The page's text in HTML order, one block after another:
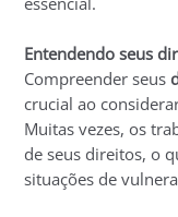
Entendendo seus
Compreender seus
crucial ao
Muitas vezes, os
de seus direitos, o
situações de